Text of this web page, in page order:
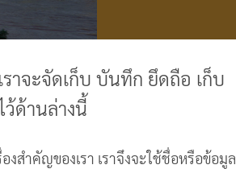
ราจะจัดเก็บ บันทึก ยึดถือ เก็บ
ด้านล่างนี้
งสำคัญของเรา เราจึงจะใช้ชื่อหรือข้อมูล